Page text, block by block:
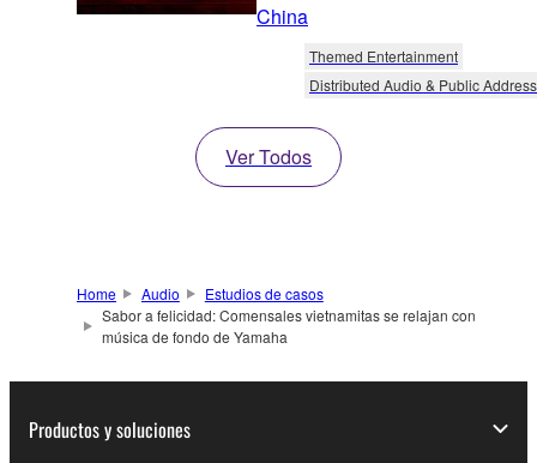
China
Themed Entertainment
Distributed Audio & Public Address
Ver Todos
Home Audio
Estudios de casos
Sabor a felicidad: Comensales vietnamitas se relajan con
música de fondo de Yamaha
Productos y soluciones